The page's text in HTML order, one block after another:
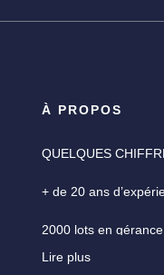
À PROPOS
QUELQUES
+ de 20 ans
2000 lots en
Une garantie des
Lire plus